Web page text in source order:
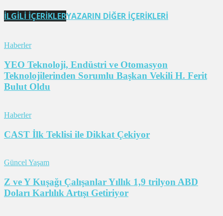
İLGİLİ İÇERİKLERYAZARIN DİĞER İÇERİKLERİ
Haberler
YEO Teknoloji, Endüstri ve Otomasyon
Teknolojilerinden Sorumlu Başkan Vekili H. Ferit
Bulut Oldu
Haberler
CAST İlk Teklisi ile Dikkat Çekiyor
Güncel Yaşam
Z ve Y Kuşağı Çalışanlar Yıllık 1,9 trilyon ABD
Doları Karlılık Artışı Getiriyor